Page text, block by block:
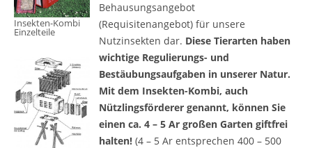
Insekten-Kombi
Einzelteile
Behausungsangebot
(Requisitenangebot)­ für unsere
Nutzinsekten dar. Diese Tierarten haben
wichtige ­Regulierungs- und
Bestäubungsaufgaben in unserer Natur.
Mit dem Insekten-Kombi, auch
Nützlingsförderer genannt, können Sie
einen ca. 4 – 5 Ar großen Garten giftfrei
halten! (4 – 5 Ar entsprechen 400 – 500